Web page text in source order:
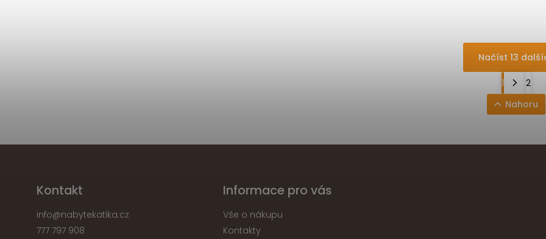
Načíst 13
1
2
Nahoru
Kontakt
info@nabytekatika.cz
777 797 908
Informace pro vás
Vše o nákupu
Kontakty